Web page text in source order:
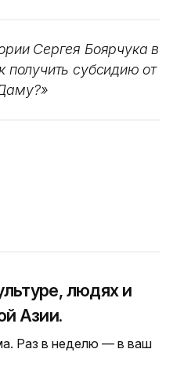
Сергея Боярчука в
получить субсидию от
людях и
Азии.
Раз в неделю — в ваш